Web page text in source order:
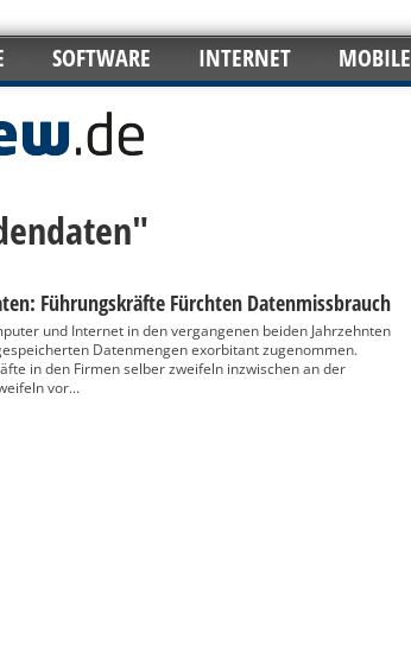
SOFTWARE INTERNET MOBILE
Führungskräfte Fürchten Datenmissbrauch
und Internet in den vergangenen beiden Jahrzehnten
Datenmengen exorbitant zugenommen.
in den Firmen selber zweifeln inzwischen an der
vor...